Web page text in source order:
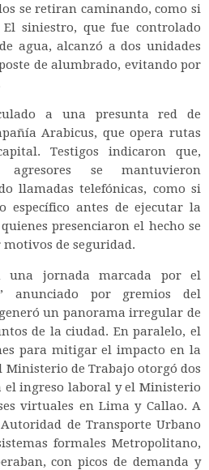
se retiran caminando, como si
siniestro, que fue controlado
agua, alcanzó a dos unidades
de alumbrado, evitando por
a una presunta red de
Arabicus, que opera rutas
Testigos indicaron que,
se mantuvieron
llamadas telefónicas, como si
específico antes de ejecutar la
presenciaron el hecho se
de seguridad.
una jornada marcada por el
anunciado por gremios del
un panorama irregular de
de la ciudad. En paralelo, el
para mitigar el impacto en la
de Trabajo otorgó dos
el ingreso laboral y el Ministerio
virtuales en Lima y Callao. A
de Transporte Urbano
formales Metropolitano,
con picos de demanda y